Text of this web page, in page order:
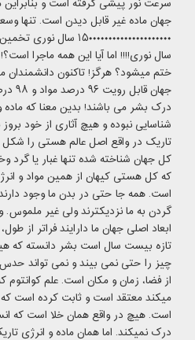
سرعت نور پیشی گرفته است و
جهان ماده غیر قابل دیدن است. تنها
سال نوری!!!! اما آیا این همه ماجرا
ختم میشود؟ هرگز! تاکنون
درک بشر می باشند! بدین معنا که ماده
شناسایی نبوده و هیچ آثاری از خود
تاریک در واقع اصل عالم هستی را شکل
کل جهان شناخته شده تنها غبار یا
که کل هستی کیهان از همین مواد و
است. همه جا حتی در بدن ما وجود
گردن به ما نزدیکترند ولی غیر ملموس.
ابعاد اصلی جهان ما دارایند فراتر از
تازه بیست سال است بشر دانسته که
چیز را حتی نمی بیند و نمی تواند حدس
از فضا، زمان و مکان است. علم کوانتوم
میکند معتقد است و ثابت کرده است
است. هیچ در واقع همان خلا است که
درک نمیکند. اما همان ماده و انرژی